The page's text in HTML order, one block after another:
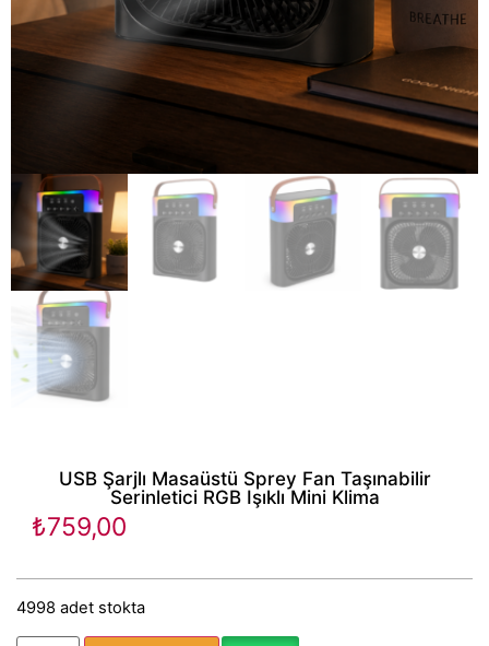
USB Şarjlı Masaüstü Sprey Fan Taşınabilir
Serinletici RGB Işıklı Mini Klima
₺759,00
4998 adet stokta